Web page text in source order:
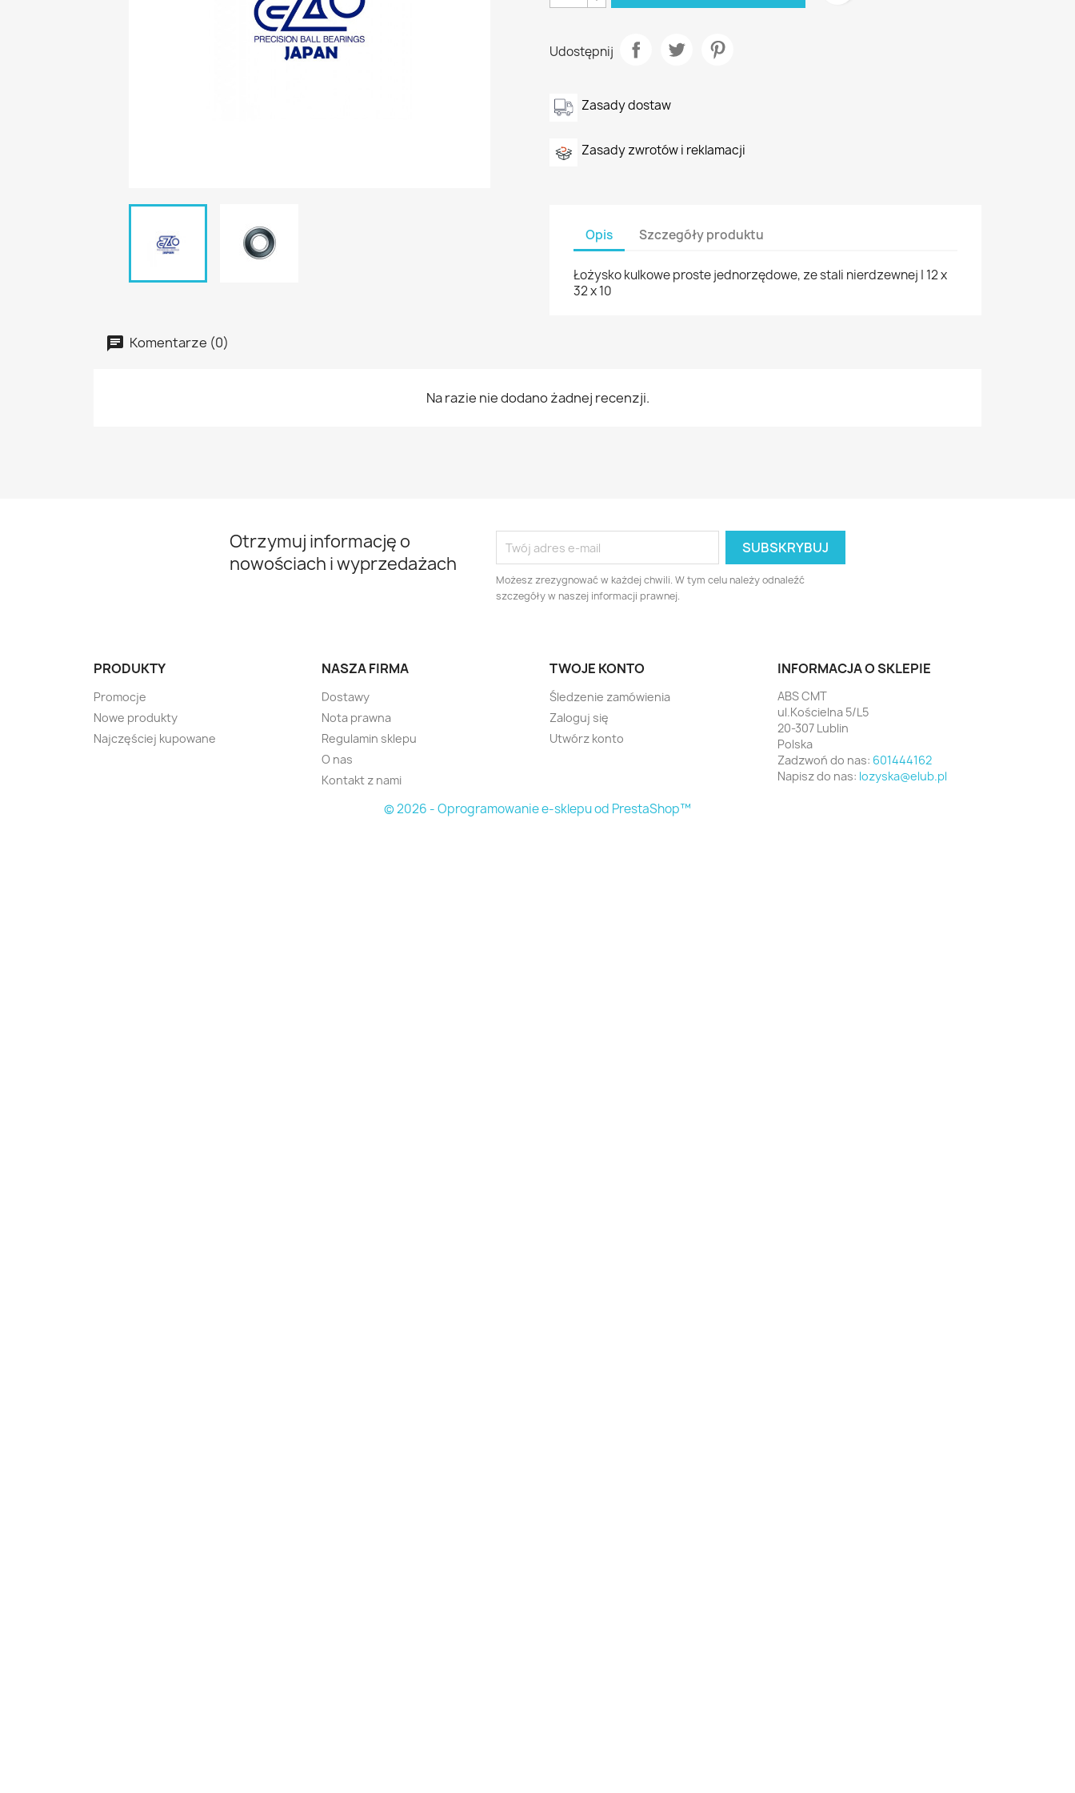
Udostępnij
Zasady dostaw
Zasady zwrotów i reklamacji
Opis Szczegóły produktu
Łożysko kulkowe proste jednorzędowe, ze stali nierdzewnej | 12 x
32 x 10
Komentarze (0)
Na razie nie dodano żadnej recenzji.
Otrzymuj informację o
nowościach i wyprzedażach
Możesz zrezygnować w każdej chwili. W tym celu należy odnaleźć
szczegóły w naszej informacji prawnej.
PRODUKTY
Promocje
Nowe produkty
Najczęściej kupowane
NASZA FIRMA
Dostawy
Nota prawna
Regulamin sklepu
O nas
Kontakt z nami
TWOJE KONTO
Śledzenie zamówienia
Zaloguj się
Utwórz konto
INFORMACJA O SKLEPIE
ABS CMT
ul.Kościelna 5/L5
20-307 Lublin
Polska
Zadzwoń do nas: 601444162
Napisz do nas: lozyska@elub.pl
© 2026 - Oprogramowanie e-sklepu od PrestaShop™